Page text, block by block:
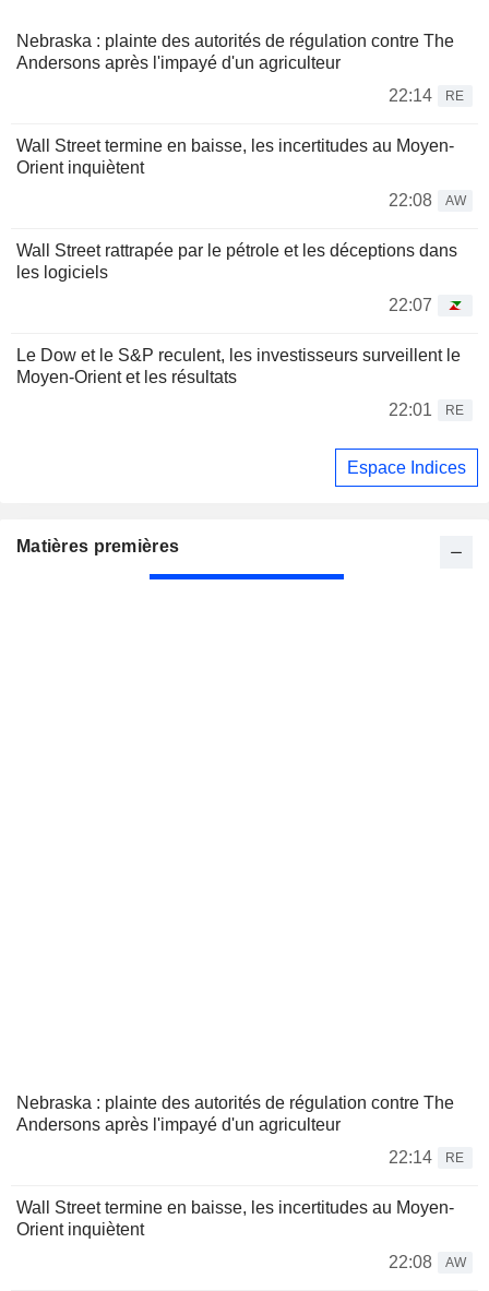
Nebraska : plainte des autorités de régulation contre The
Andersons après l'impayé d'un agriculteur
22:14
RE
Wall Street termine en baisse, les incertitudes au Moyen-
Orient inquiètent
22:08
AW
Wall Street rattrapée par le pétrole et les déceptions dans
les logiciels
22:07
Le Dow et le S&P reculent, les investisseurs surveillent le
Moyen-Orient et les résultats
22:01
RE
Espace Indices
Matières premières
Nebraska : plainte des autorités de régulation contre The
Andersons après l'impayé d'un agriculteur
22:14
RE
Wall Street termine en baisse, les incertitudes au Moyen-
Orient inquiètent
22:08
AW